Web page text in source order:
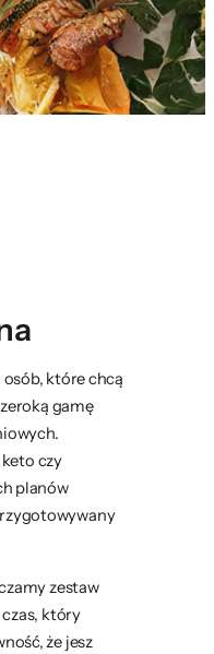
osób, które chcą
gamę
czy
planów
zestaw
czas, który
że jesz